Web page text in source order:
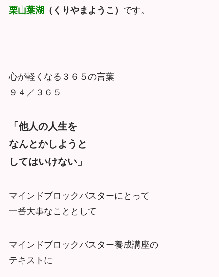
栗山葉湖 （くりやまようこ） です。
心が軽くなる３６５の言葉
９４／３６５
「他人の人生を
なんとかしようと
してはいけない」
マインドブロックバスターにとって
一番大事なこととして
マインドブロックバスター養成講座の
テキストに